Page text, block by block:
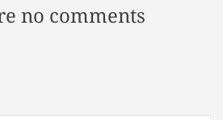
no comments